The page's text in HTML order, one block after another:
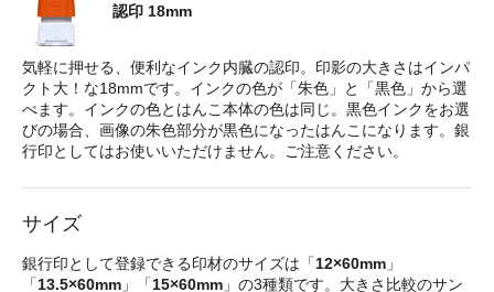
認印 18mm
気軽に押せる、便利なインク内臓の認印。印影の大きさはインパ
クト大！な18mmです。インクの色が「朱色」と「黒色」から選
べます。インクの色とはんこ本体の色は同じ。黒色インクをお選
びの場合、画像の朱色部分が黒色になったはんこになります。銀
行印としてはお使いいただけません。ご注意ください。
サイズ
銀行印として登録できる印材のサイズは「12×60mm 」
「13.5×60mm 」「15×60mm 」の3種類です。大きさ比較のサン